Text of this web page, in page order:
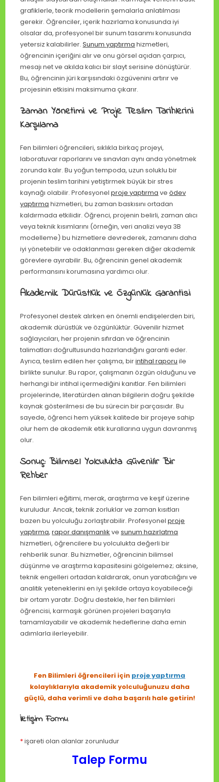
grafiklerle, teorik modellerin şemalarla anlatılması
gerekir. Öğrenciler, içerik hazırlama konusunda iyi
olsalar da, profesyonel bir sunum tasarımı konusunda
yetersiz kalabilirler.Sunum yaptırma hizmetleri,
öğrencinin içeriğini alır ve onu görsel açıdan çarpıcı,
mesajı net ve akılda kalıcı bir slayt serisine dönüştürür.
Bu, öğrencinin jüri karşısındaki özgüvenini artırır ve
projesinin etkisini maksimuma çıkarır.
Zaman Yönetimi ve Proje Teslim Tarihlerini
Karşılama
Fen bilimleri öğrencileri, sıklıkla birkaç projeyi,
laboratuvar raporlarını ve sınavları aynı anda yönetmek
zorunda kalır. Bu yoğun tempoda, uzun soluklu bir
projenin teslim tarihini yetiştirmek büyük bir stres
kaynağı olabilir. Profesyonelproje yaptırma veödev
yaptırma hizmetleri, bu zaman baskısını ortadan
kaldırmada etkilidir. Öğrenci, projenin belirli, zaman alıcı
veya teknik kısımlarını (örneğin, veri analizi veya 3B
modelleme) bu hizmetlere devrederek, zamanını daha
iyi yönetebilir ve odaklanması gereken diğer akademik
görevlere ayırabilir. Bu, öğrencinin genel akademik
performansını korumasına yardımcı olur.
Akademik Dürüstlük ve Özgünlük Garantisi
Profesyonel destek alırken en önemli endişelerden biri,
akademik dürüstlük ve özgünlüktür. Güvenilir hizmet
sağlayıcıları, her projenin sıfırdan ve öğrencinin
talimatları doğrultusunda hazırlandığını garanti eder.
Ayrıca, teslim edilen her çalışma, birintihal raporu ile
birlikte sunulur. Bu rapor, çalışmanın özgün olduğunu ve
herhangi bir intihal içermediğini kanıtlar. Fen bilimleri
projelerinde, literatürden alınan bilgilerin doğru şekilde
kaynak gösterilmesi de bu sürecin bir parçasıdır. Bu
sayede, öğrenci hem yüksek kalitede bir projeye sahip
olur hem de akademik etik kurallarına uygun davranmış
olur.
Sonuç: Bilimsel Yolculukta Güvenilir Bir
Rehber
Fen bilimleri eğitimi, merak, araştırma ve keşif üzerine
kuruludur. Ancak, teknik zorluklar ve zaman kısıtları
bazen bu yolculuğu zorlaştırabilir. Profesyonelproje
yaptırma,rapor danışmanlık vesunum hazırlatma
hizmetleri, öğrencilere bu yolculukta değerli bir
rehberlik sunar. Bu hizmetler, öğrencinin bilimsel
düşünme ve araştırma kapasitesini gölgelemez; aksine,
teknik engelleri ortadan kaldırarak, onun yaratıcılığını ve
analitik yeteneklerini en iyi şekilde ortaya koyabileceği
bir ortam yaratır. Doğru destekle, her fen bilimleri
öğrencisi, karmaşık görünen projeleri başarıyla
tamamlayabilir ve akademik hedeflerine daha emin
adımlarla ilerleyebilir.
Fen Bilimleri öğrencileri için proje yaptırma
kolaylıklarıyla akademik yolculuğunuzu daha
güçlü, daha verimli ve daha başarılı hale getirin!
İletişim Formu
*işareti olan alanlar zorunludur
Talep Formu